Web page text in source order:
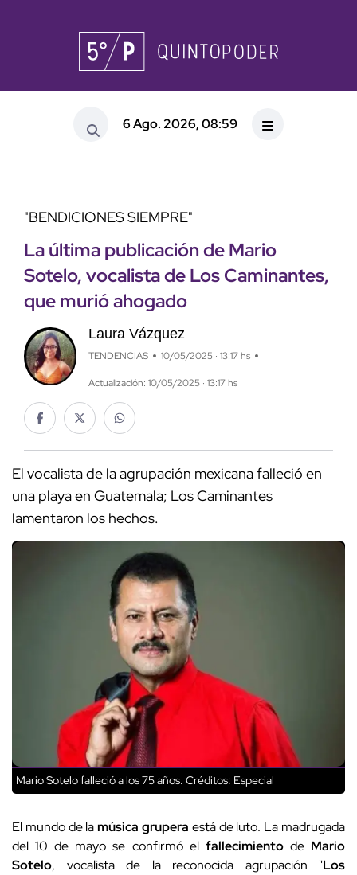
6 Ago. 2026, 08:59
"BENDICIONES SIEMPRE"
La última publicación de Mario
Sotelo, vocalista de Los Caminantes,
que murió ahogado
Laura Vázquez
TENDENCIAS 10/05/2025 · 13:17 hs
Actualización: 10/05/2025 · 13:17 hs
El vocalista de la agrupación mexicana falleció en
una playa en Guatemala; Los Caminantes
lamentaron los hechos.
Mario Sotelo falleció a los 75 años. Créditos: Especial
El mundo de lamúsica grupera está de luto. La madrugada
del 10 de mayo se confirmó el fallecimientode Mario
Sotelo, vocalista de la reconocida agrupación "Los